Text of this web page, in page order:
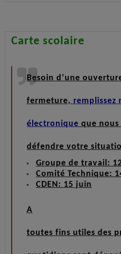
Carte scolaire
Besoin d’une
fermeture, remplissez
électronique que nous
défendre votre
Groupe de travail:
Comité Technique:
CDEN: 15 juin
A
toutes fins utiles des